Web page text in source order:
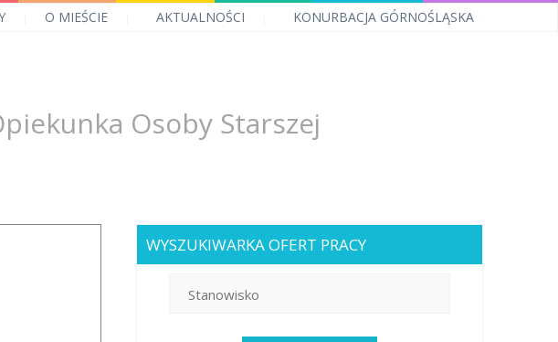
O MIEŚCIE AKTUALNOŚCI KONURBACJA GÓRNOŚLĄSKA
Osoby Starszej
WYSZUKIWARKA OFERT PRACY